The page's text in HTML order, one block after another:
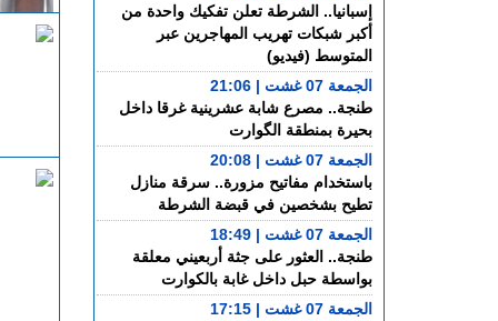
إسبانيا.. الشرطة تعلن تفكيك واحدة من
أكبر شبكات تهريب المهاجرين عبر
المتوسط (فيديو)
الجمعة 07 غشت | 21:06
طنجة.. مصرع شابة عشرينية غرقا داخل
بحيرة بمنطقة الگوارت
الجمعة 07 غشت | 20:08
باستخدام مفاتيح مزورة.. سرقة منازل
تطيح بشخصين في قبضة الشرطة
الجمعة 07 غشت | 18:49
طنجة.. العثور على جثة أربعيني معلقة
بواسطة حبل داخل غابة بالكوارت
الجمعة 07 غشت | 17:15